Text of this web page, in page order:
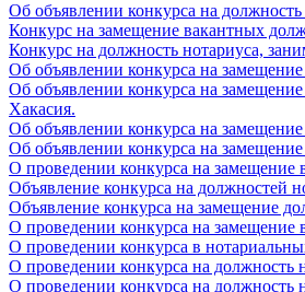
Об объявлении конкурса на
Конкурс на замещение вакантных
Конкурс на должность нотариуса,
Об объявлении конкурса на
Об объявлении конкурса на
Хакасия.
Об объявлении конкурса на
Об объявлении конкурса на
О проведении конкурса на замещение
Объявление конкурса на должностей
Объявление конкурса на замещение
О проведении конкурса на замещение
О проведении конкурса в
О проведении конкурса на должность
О проведении конкурса на должность